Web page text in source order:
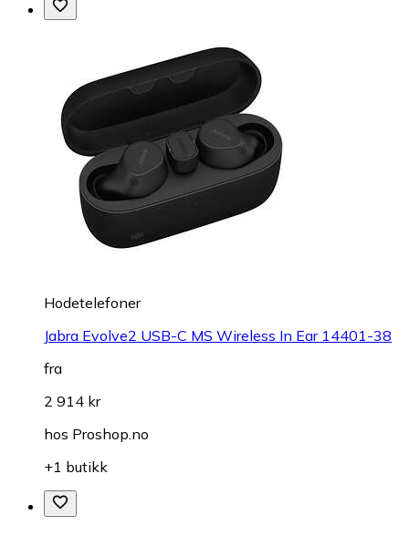
Hodetelefoner
Jabra Evolve2 USB-C MS Wireless In Ear 14401-38
fra
2 914 kr
hos Proshop.no
+1 butikk